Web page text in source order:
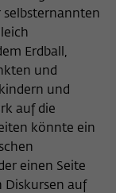
selbsternannten
Erdball,
und
und
auf die
könnte ein
einen Seite
Diskursen auf